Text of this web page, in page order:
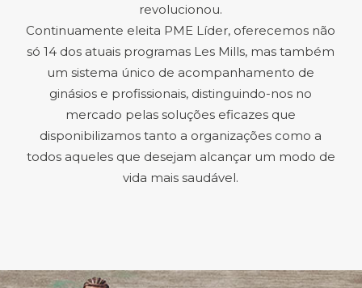
revolucionou.
Continuamente eleita PME Líder, oferecemos não
só 14 dos atuais programas Les Mills, mas também
um sistema único de acompanhamento de
ginásios e profissionais, distinguindo-nos no
mercado pelas soluções eficazes que
disponibilizamos tanto a organizações como a
todos aqueles que desejam alcançar um modo de
vida mais saudável.